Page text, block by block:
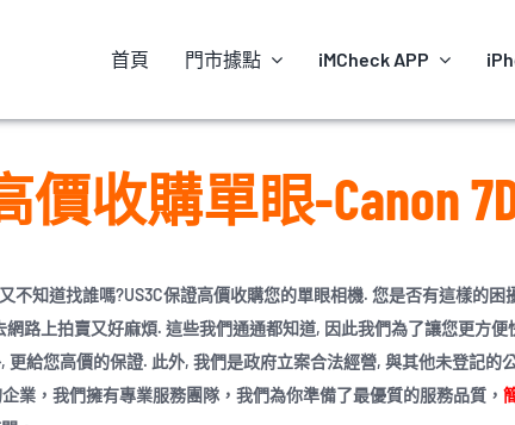
首頁 門市據點 iMCheck APP
價收購單眼-Canon
不知道找誰嗎?US3C保證高價收購您的單眼相機. 您是否有這樣的
網路上拍賣又好麻煩. 這些我們通通都知道, 因此我們為了讓您更方
更給您高價的保證. 此外, 我們是政府立案合法經營, 與其他未登記的
業，我們擁有專業服務團隊，我們為你準備了最優質的服務品質，